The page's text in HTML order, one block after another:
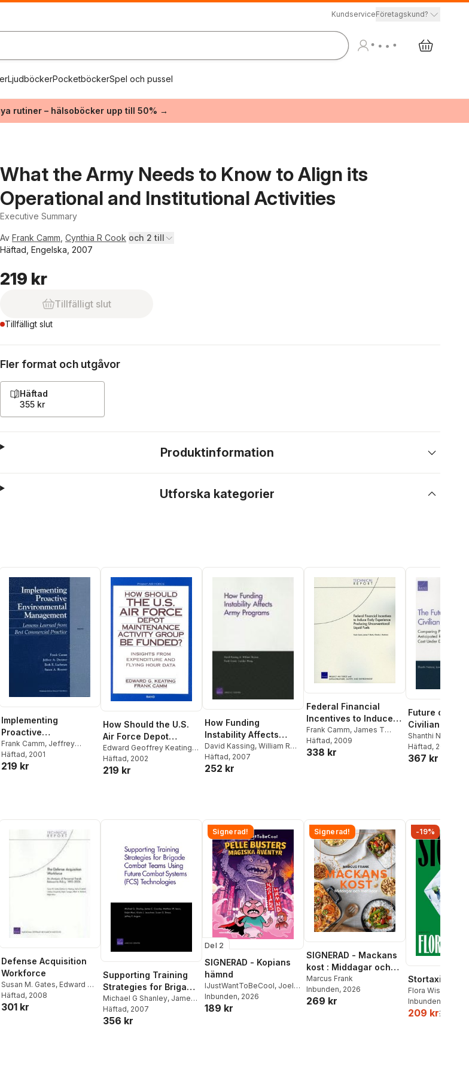
KundserviceFöretagskund?
LjudböckerPocketböckerSpel och pussel
rutiner – hälsoböcker upp till 50% →
What the Army Needs to Know to Align its
Operational and Institutional Activities
Executive Summary
Av Frank Camm Cynthia R Cook och 2 till
Häftad, Engelska, 2007
219 kr
Tillfälligt slut
Tillfälligt slut
Fler format och utgåvor
Häftad
355 kr
Produktinformation
Utforska kategorier
Implementing
Proactive
Environmental
Management
Frank Camm, Jeffrey
Drezner ,Beth E. Lachman
Susan Resetar
Häftad, 2001
219 kr
How Should the U.S.
Air Force Depot
Maintenance Activity
Group be Funded?
Edward Geoffrey Keating,
Frank Camm
Häftad, 2002
219 kr
How Funding
Instability Affects
Army Programs
David Kassing, William R
Thomas,Frank Camm
Carolyn Wong
Häftad, 2007
252 kr
Federal Financial
Incentives to Induce
Early Experience
Producing
Unconventional Liquid
Frank Camm, James T
Bartis,Charles J Bushman
Häftad, 2009
338 kr
Future of the
Civilian
Shanthi Nataraj
M. Hanser
Jessica Yeats
Häftad, 2014
367 kr
Defense Acquisition
Workforce
Susan M. Gates, Edward G.
Keating ,Adria D. Jewell
Lindsay Daugherty
Häftad, 2008
301 kr
Supporting Training
Strategies for Brigade
Combat Teams Using
Future Combat
Systems (FCS)
Michael G Shanley, James
C Crowley,Matthew W
Lewis ,Ralph Masi
Häftad, 2007
356 kr
Signerad!
Del 2
SIGNERAD - Kopians
hämnd
IJustWantToBeCool, Joel
Adolphson,Emil Ejdemo
Beer ,Victor Beer
Inbunden, 2026
189 kr
Signerad!
SIGNERAD - Mackans
kost : Middagar och
matlådor
Marcus Frank
Inbunden, 2026
269 kr
-19%
Stortaxi
Flora Wiström
Inbunden
209 kr259 kr